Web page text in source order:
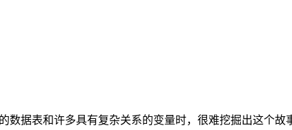
数据表和许多具有复杂关系的变量时，很难挖掘出这个